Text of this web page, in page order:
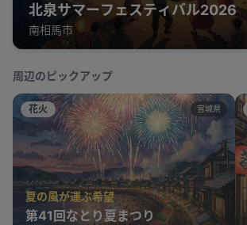
北泉サマーフェスティバル2026
南相馬市
周辺のピックアップ
花火 宮城県
夏の風が運ぶ希望
第41回なとり夏まつり